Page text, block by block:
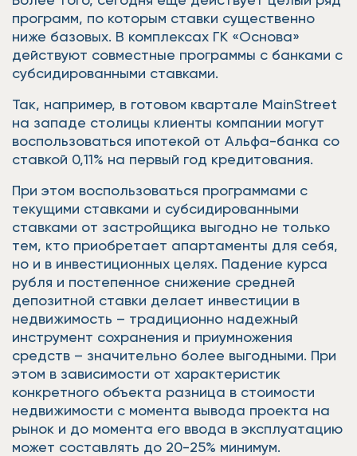
программ, по которым ставки существенно
ниже базовых. В комплексах ГК «Основа»
действуют совместные программы с банками с
субсидированными ставками.
Так, например, в готовом квартале MainStreet
на западе столицы клиенты компании могут
воспользоваться ипотекой от Альфа-банка со
ставкой 0,11% на первый год кредитования.
При этом воспользоваться программами с
текущими ставками и субсидированными
ставками от застройщика выгодно не только
тем, кто приобретает апартаменты для себя,
но и в инвестиционных целях. Падение курса
рубля и постепенное снижение средней
депозитной ставки делает инвестиции в
недвижимость – традиционно надежный
инструмент сохранения и приумножения
средств – значительно более выгодными. При
этом в зависимости от характеристик
конкретного объекта разница в стоимости
недвижимости с момента вывода проекта на
рынок и до момента его ввода в эксплуатацию
может составлять до 20-25% минимум.